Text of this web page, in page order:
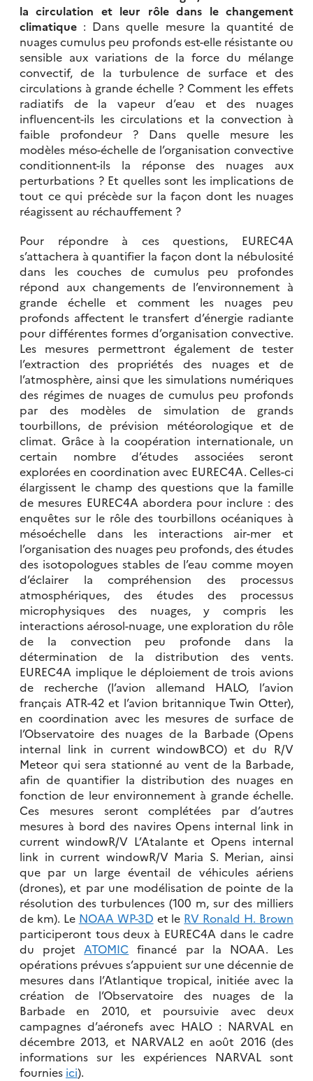
la circulation et leur rôle dans le changement
climatique : Dans quelle mesure la quantité de
nuages cumulus peu profonds est-elle résistante ou
sensible aux variations de la force du mélange
convectif, de la turbulence de surface et des
circulations à grande échelle ? Comment les effets
radiatifs de la vapeur d’eau et des nuages
influencent-ils les circulations et la convection à
faible profondeur ? Dans quelle mesure les
modèles méso-échelle de l’organisation convective
conditionnent-ils la réponse des nuages aux
perturbations ? Et quelles sont les implications de
tout ce qui précède sur la façon dont les nuages
réagissent au réchauffement ?
Pour répondre à ces questions, EUREC4A
s’attachera à quantifier la façon dont la nébulosité
dans les couches de cumulus peu profondes
répond aux changements de l’environnement à
grande échelle et comment les nuages peu
profonds affectent le transfert d’énergie radiante
pour différentes formes d’organisation convective.
Les mesures permettront également de tester
l’extraction des propriétés des nuages et de
l’atmosphère, ainsi que les simulations numériques
des régimes de nuages de cumulus peu profonds
par des modèles de simulation de grands
tourbillons, de prévision météorologique et de
climat. Grâce à la coopération internationale, un
certain nombre d’études associées seront
explorées en coordination avec EUREC4A. Celles-ci
élargissent le champ des questions que la famille
de mesures EUREC4A abordera pour inclure : des
enquêtes sur le rôle des tourbillons océaniques à
mésoéchelle dans les interactions air-mer et
l’organisation des nuages peu profonds, des études
des isotopologues stables de l’eau comme moyen
d’éclairer la compréhension des processus
atmosphériques, des études des processus
microphysiques des nuages, y compris les
interactions aérosol-nuage, une exploration du rôle
de la convection peu profonde dans la
détermination de la distribution des vents.
EUREC4A implique le déploiement de trois avions
de recherche (l’avion allemand HALO, l’avion
français ATR-42 et l’avion britannique Twin Otter),
en coordination avec les mesures de surface de
l’Observatoire des nuages de la Barbade (Opens
internal link in current windowBCO) et du R/V
Meteor qui sera stationné au vent de la Barbade,
afin de quantifier la distribution des nuages en
fonction de leur environnement à grande échelle.
Ces mesures seront complétées par d’autres
mesures à bord des navires Opens internal link in
current windowR/V L’Atalante et Opens internal
link in current windowR/V Maria S. Merian, ainsi
que par un large éventail de véhicules aériens
(drones), et par une modélisation de pointe de la
résolution des turbulences (100 m, sur des milliers
de km). Le NOAA WP-3D et le RV Ronald H. Brown
participeront tous deux à EUREC4A dans le cadre
du projet ATOMIC financé par la NOAA. Les
opérations prévues s’appuient sur une décennie de
mesures dans l’Atlantique tropical, initiée avec la
création de l’Observatoire des nuages de la
Barbade en 2010, et poursuivie avec deux
campagnes d’aéronefs avec HALO : NARVAL en
décembre 2013, et NARVAL2 en août 2016 (des
informations sur les expériences NARVAL sont
fournies ici).